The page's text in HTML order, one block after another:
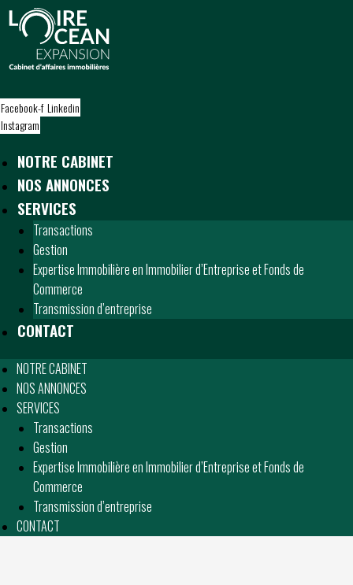
o
c
o
t
e
t
Facebook-f Linkedin
Instagram
NOTRE CABINET
NOS ANNONCES
SERVICES
Transactions
Gestion
Expertise Immobilière en Immobilier d’Entreprise et Fonds de
Commerce
Transmission d’entreprise
CONTACT
NOTRE CABINET
NOS ANNONCES
SERVICES
Transactions
Gestion
Expertise Immobilière en Immobilier d’Entreprise et Fonds de
Commerce
Transmission d’entreprise
CONTACT